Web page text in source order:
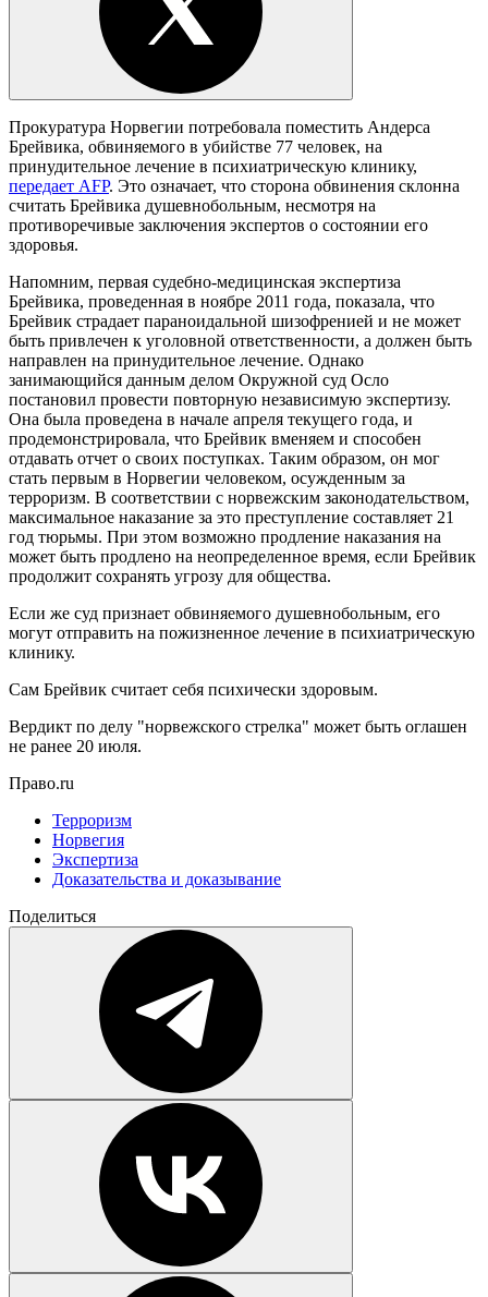
Прокуратура Норвегии потребовала поместить Андерса
Брейвика, обвиняемого в убийстве 77 человек, на
принудительное лечение в психиатрическую клинику,
передает AFP. Это означает, что сторона обвинения склонна
считать Брейвика душевнобольным, несмотря на
противоречивые заключения экспертов о состоянии его
здоровья.
Напомним, первая судебно-медицинская экспертиза
Брейвика, проведенная в ноябре 2011 года, показала, что
Брейвик страдает параноидальной шизофренией и не может
быть привлечен к уголовной ответственности, а должен быть
направлен на принудительное лечение. Однако
занимающийся данным делом Окружной суд Осло
постановил провести повторную независимую экспертизу.
Она была проведена в начале апреля текущего года, и
продемонстрировала, что Брейвик вменяем и способен
отдавать отчет о своих поступках. Таким образом, он мог
стать первым в Норвегии человеком, осужденным за
терроризм. В соответствии с норвежским законодательством,
максимальное наказание за это преступление составляет 21
год тюрьмы. При этом возможно продление наказания на
может быть продлено на неопределенное время, если Брейвик
продолжит сохранять угрозу для общества.
Если же суд признает обвиняемого душевнобольным, его
могут отправить на пожизненное лечение в психиатрическую
клинику.
Сам Брейвик считает себя психически здоровым.
Вердикт по делу "норвежского стрелка" может быть оглашен
не ранее 20 июля.
Право.ru
Терроризм
Норвегия
Экспертиза
Доказательства и доказывание
Поделиться